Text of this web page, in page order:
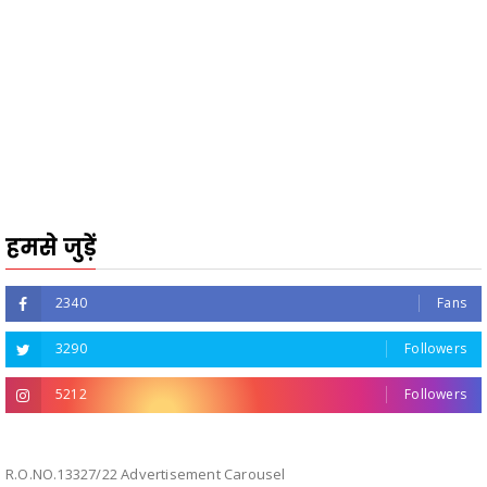
हमसे जुड़ें
2340 Fans
3290 Followers
5212 Followers
R.O.NO.13327/22 Advertisement Carousel